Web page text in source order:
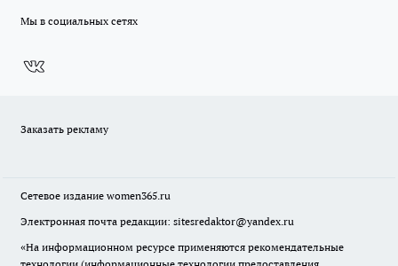
Мы в социальных сетях
Заказать рекламу
Сетевое издание women365.ru
Электронная почта редакции: sitesredaktor@yandex.ru
«На информационном ресурсе применяются рекомендательные